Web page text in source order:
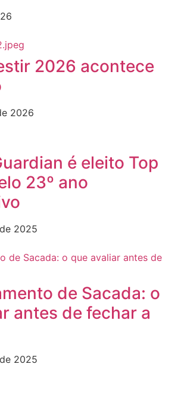
2026 acontece
2026
é eleito Top
23º ano
2025
de Sacada: o
antes de fechar a
2025